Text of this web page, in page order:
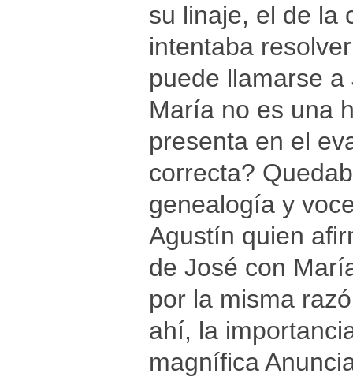
su linaje, el de la
intentaba
puede llamarse a
María no es una
presenta en el
correcta?
genealogía y
Agustín quien
de José con
por la misma
ahí, la
magnífica